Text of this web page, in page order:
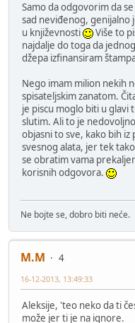
Samo da odgovorim da
sad neviđenog, genijalno
u književnosti
Više to
najdalje do toga da
džepa izfinansiram
Nego imam milion nekih
spisateljskim zanatom.
je piscu moglo biti u
slutim. Ali to je
objasni to sve, kako bih
svesnog alata, jer tek
se obratim vama
korisnih odgovora.
Ne bojte se, dobro biti neće.
M.M
4
16-12-2013, 13:49:33
Aleksije, 'teo neko da ti
može jer ti je na ignore.